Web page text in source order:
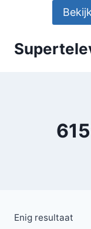
Enig resultaat